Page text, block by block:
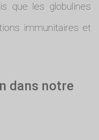
que les globulines
immunitaires et
dans notre